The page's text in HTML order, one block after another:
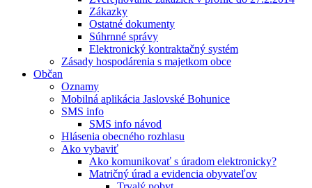
Zákazky
Ostatné dokumenty
Súhrnné správy
Elektronický kontraktačný systém
Zásady hospodárenia s majetkom obce
Občan
Oznamy
Mobilná aplikácia Jaslovské Bohunice
SMS info
SMS info návod
Hlásenia obecného rozhlasu
Ako vybaviť
Ako komunikovať s úradom elektronicky?
Matričný úrad a evidencia obyvateľov